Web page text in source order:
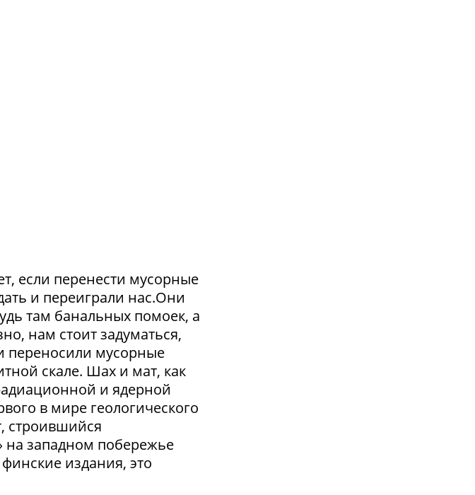
если перенести мусорные
и переиграли нас.Они
там банальных помоек, а
нам стоит задуматься,
переносили мусорные
скале. Шах и мат, как
и ядерной
в мире геологического
строившийся
на западном побережье
издания, это